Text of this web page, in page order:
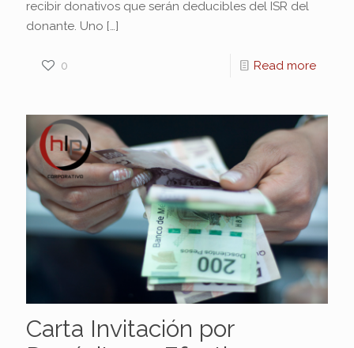
recibir donativos que serán deducibles del ISR del
donante. Uno […]
0 Read more
Carta Invitación por